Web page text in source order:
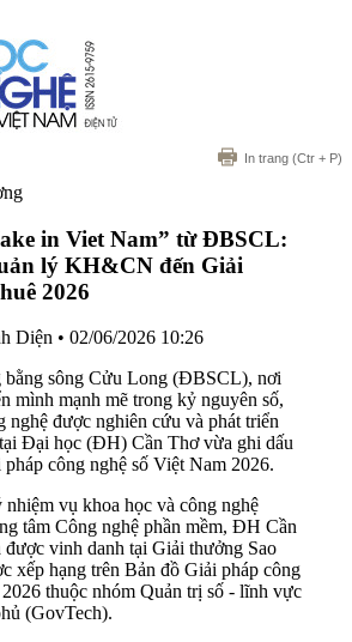
In trang (Ctr + P)
in Viet Nam” từ ĐBSCL:
lý KH&CN đến Giải
2026
Diện • 02/06/2026 10:26
sông Cửu Long (ĐBSCL), nơi
mình mạnh mẽ trong kỷ nguyên số,
nghệ được nghiên cứu và phát triển
Đại học (ĐH) Cần Thơ vừa ghi dấu
pháp công nghệ số Việt Nam 2026.
nhiệm vụ khoa học và công nghệ
tâm Công nghệ phần mềm, ĐH Cần
vinh danh tại Giải thưởng Sao
xếp hạng trên Bản đồ Giải pháp công
thuộc nhóm Quản trị số - lĩnh vực
(GovTech).